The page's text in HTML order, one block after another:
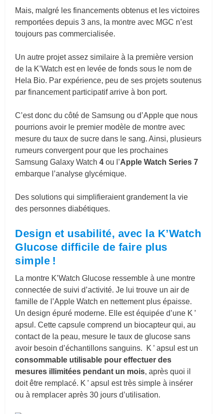
Mais, malgré les financements obtenus et les victoires
remportées depuis 3 ans, la montre avec MGC n’est
toujours pas commercialisée.
Un autre projet assez similaire à la première version
de la K’Watch est en levée de fonds sous le nom de
Hela Bio. Par expérience, peu de ses projets soutenus
par financement participatif arrive à bon port.
C’est donc du côté de Samsung ou d’Apple que nous
pourrions avoir le premier modèle de montre avec
mesure du taux de sucre dans le sang. Ainsi, plusieurs
rumeurs convergent pour que les prochaines
Samsung Galaxy Watch 4 ou l’Apple Watch Series 7
embarque l’analyse glycémique.
Des solutions qui simplifieraient grandement la vie
des personnesdiabétiques.
Design et usabilité, avec la K’Watch
Glucose difficile de faire plus
simple !
La montre K’Watch Glucose ressemble à une montre
connectée de suivi d’activité. Je lui trouve un air de
famille de l’Apple Watch en nettement plus épaisse.
Un design épuré moderne. Elle est équipée d’une K ’
apsul. Cette capsule comprend un biocapteur qui, au
contact de la peau, mesure le taux de glucose sans
avoir besoin d’échantillons sanguins. K ’ apsul est un
consommable utilisable pour effectuer des
mesures illimitées pendant un mois, après quoi il
doit être remplacé. K ’ apsul est très simple à insérer
ou à remplacer après 30 jours d’utilisation.